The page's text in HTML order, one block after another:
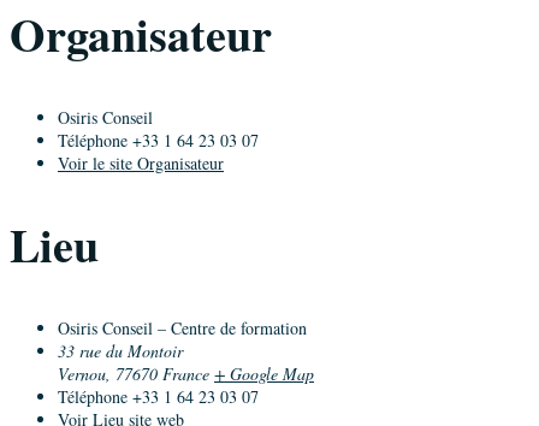
Organisateur
Osiris Conseil
Téléphone +33 1 64 23 03 07
Voir le site Organisateur
Lieu
Osiris Conseil – Centre de formation
33 rue du Montoir
Vernou, 77670 France + Google Map
Téléphone +33 1 64 23 03 07
Voir Lieu site web